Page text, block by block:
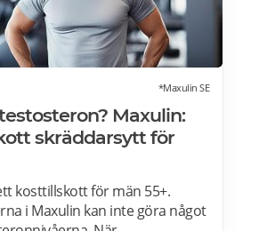
*Maxulin SE
Maxulin:
skräddarsytt för
kosttillskott för män 55+.
i Maxulin kan inte göra något